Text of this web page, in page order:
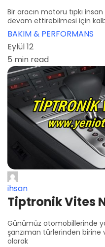
Bir aracın motoru tıpkı
devam ettirebilmesi için
BAKIM & PERFORMANS
Eylül 12
5 min read
ihsan
Tiptronik Vites
Günümüz otomobillerinde
şanzıman türlerinden birine
olarak